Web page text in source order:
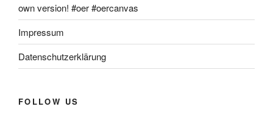
own version! #oer #oercanvas
Impressum
Datenschutzerklärung
FOLLOW US